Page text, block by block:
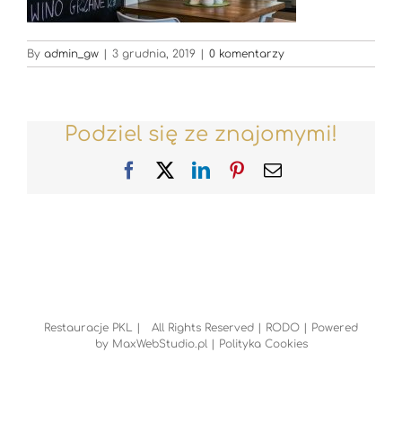
By admin_gw | 3 grudnia, 2019 | 0 komentarzy
Podziel się ze znajomymi!
FacebookLinkedInPinterest
Email
Restauracje PKL | All Rights Reserved | RODO | Powered
by MaxWebStudio.pl| Polityka Cookies